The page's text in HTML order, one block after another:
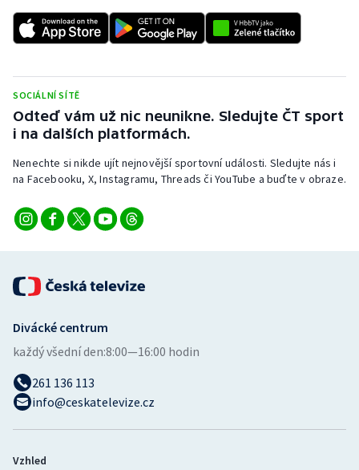
Short track
Stolní tenis
Veslování
Vodní slalom
Ostatní
SOCIÁLNÍ SÍTĚ
Odteď vám už nic neunikne. Sledujte ČT sport
i na dalších platformách.
Nenechte si nikde ujít nejnovější sportovní události. Sledujte nás i
na Facebooku, X, Instagramu, Threads či YouTube a buďte v obraze.
Divácké centrum
každý všední den:8:00—16:00 hodin
261 136 113
info@ceskatelevize.cz
Vzhled